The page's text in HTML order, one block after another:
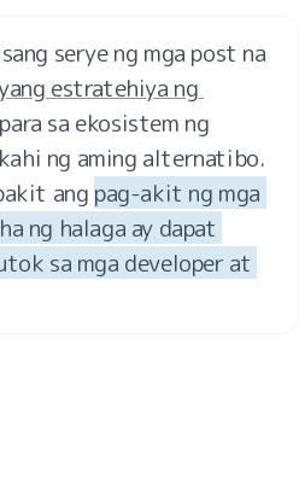
serye ng mga post na
estratehiya ng
sa ekosistem ng
ng aming alternatibo.
ang pag-akit ng mga
ng halaga ay dapat
sa mga developer at